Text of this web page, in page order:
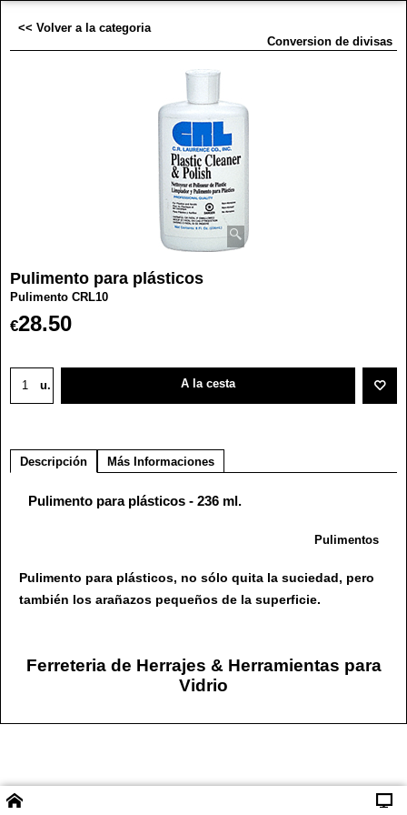
Conversion de divisas
<< Volver a la categoria
Pulimento para plásticos
Pulimento CRL10
€28.50
u. A la cesta
Descripción Más Informaciones
Pulimento para plásticos - 236 ml.
Pulimentos
Pulimento para plásticos, no sólo quita la suciedad, pero
también los arañazos pequeños de la superficie.
Ferreteria de Herrajes & Herramientas para
Vidrio